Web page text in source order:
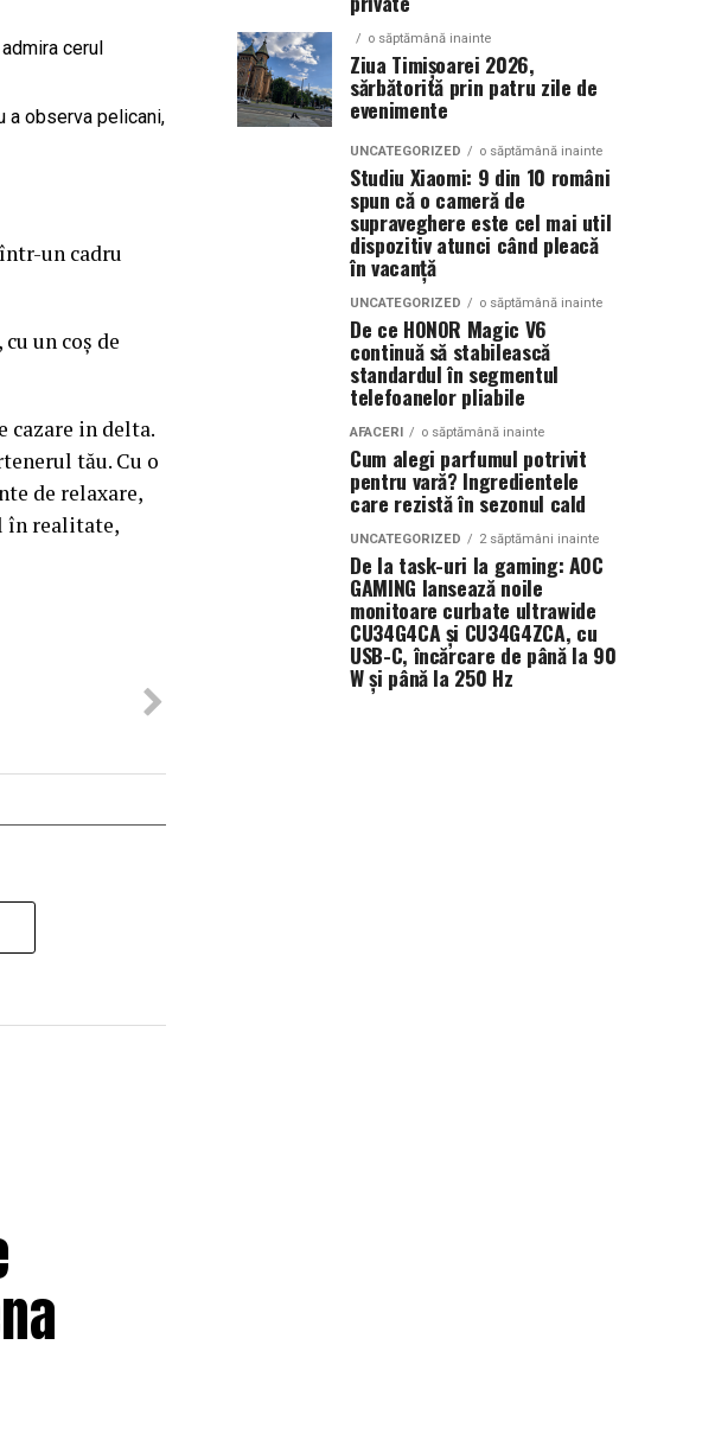
cerul
a observa pelicani,
un cadru
un coș de
cazare in delta.
tău. Cu o
de relaxare,
în realitate,
o săptămână inainte
Ziua Timișoarei 2026,
sărbătorită prin patru zile de
evenimente
UNCATEGORIZED o săptămână inainte
Studiu Xiaomi: 9 din 10 români
spun că o cameră de
supraveghere este cel mai util
dispozitiv atunci când pleacă
în vacanță
UNCATEGORIZED o săptămână inainte
De ce HONOR Magic V6
continuă să stabilească
standardul în segmentul
telefoanelor pliabile
AFACERI o săptămână inainte
Cum alegi parfumul potrivit
pentru vară? Ingredientele
care rezistă în sezonul cald
UNCATEGORIZED 2 săptămâni inainte
De la task-uri la gaming: AOC
GAMING lansează noile
monitoare curbate ultrawide
CU34G4CA și CU34G4ZCA, cu
USB-C, încărcare de până la 90
W și până la 250 Hz